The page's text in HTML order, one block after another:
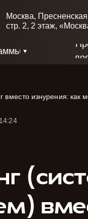
Москва,
стр. 2, 2 этаж,
вместо изнурения: